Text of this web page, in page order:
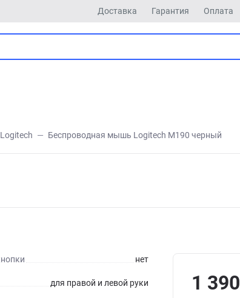
Доставка Гарантия Оплата
Logitech Беспроводная мышь Logitech M190 черный
нет
для правой и левой руки 1 390